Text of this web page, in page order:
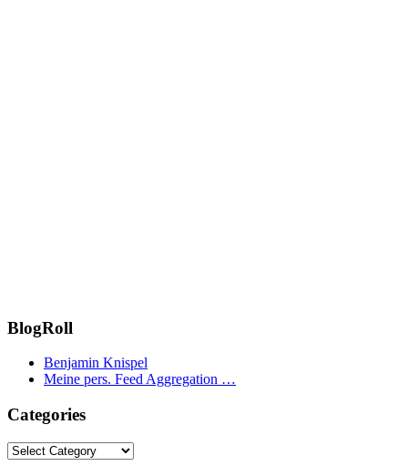
BlogRoll
Benjamin Knispel
Meine pers. Feed Aggregation …
Categories
Categories